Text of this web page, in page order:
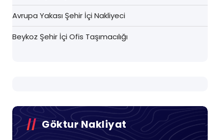
Avrupa Yakası Şehir İçi Nakliyeci
Beykoz Şehir İçi Ofis Taşımacılığı
Göktur Nakliyat